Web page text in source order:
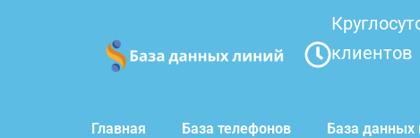
клиентов
Главная База телефонов База данных